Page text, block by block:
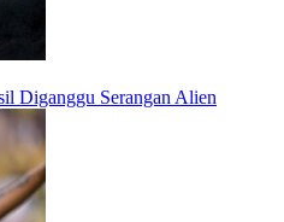
Diganggu Serangan Alien